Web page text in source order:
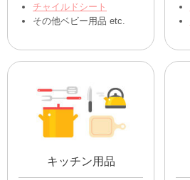
チャイルドシート
その他ベビー用品 etc.
キッチン用品